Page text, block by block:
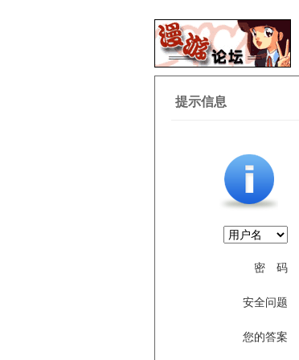
提示信息
密 码
安全问题
您的答案